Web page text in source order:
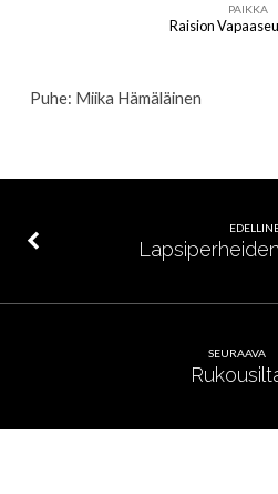
PAIKKA
Raision
Puhe: Miika Hämäläinen
SEURAAVA